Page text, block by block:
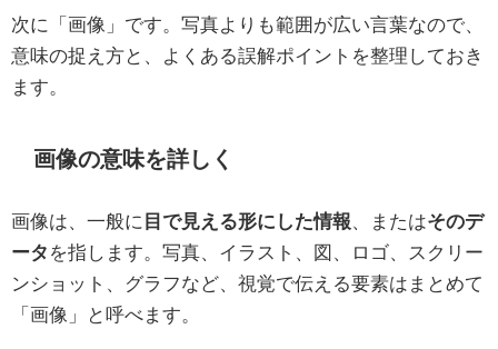
次に「画像」です。写真よりも範囲が広い言葉なので、
意味の捉え方と、よくある誤解ポイントを整理しておき
ます。
画像の意味を詳しく
画像は、一般に 目で見える形にした情報 、またはそのデ
ータ を指します。写真、イラスト、図、ロゴ、スクリー
ンショット、グラフなど、視覚で伝える要素はまとめて
「画像」と呼べます。